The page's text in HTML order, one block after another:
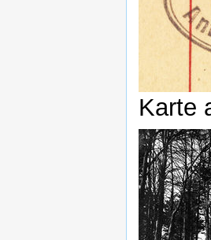
Karte